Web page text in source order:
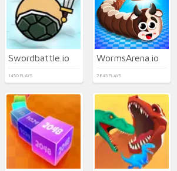
Swordbattle.io
1450 PLAYS
WormsArena.io
2845 PLAYS